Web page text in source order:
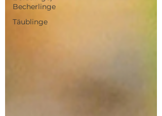
Becherlinge
Täublinge